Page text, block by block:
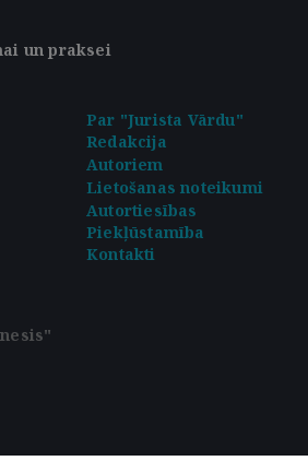
un praksei
Par "Jurista Vārdu"
Redakcija
Autoriem
Lietošanas noteikumi
Autortiesības
Piekļūstamība
Kontakti